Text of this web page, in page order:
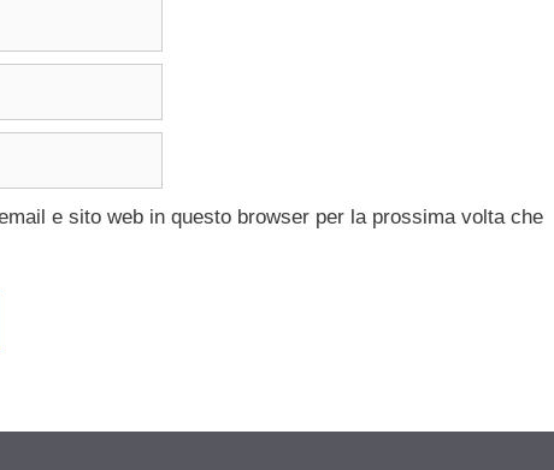
e sito web in questo browser per la prossima volta che